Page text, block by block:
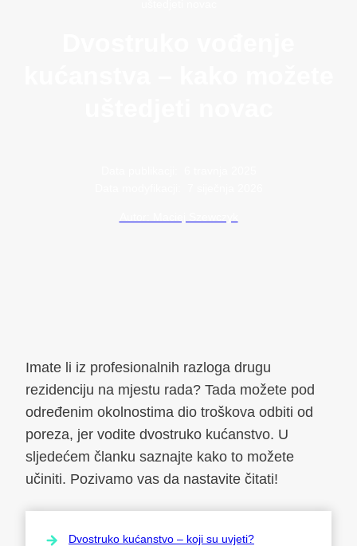
Imate li iz profesionalnih razloga drugu
rezidenciju na mjestu rada? Tada možete pod
određenim okolnostima dio troškova odbiti od
poreza, jer vodite dvostruko kućanstvo. U
sljedećem članku saznajte kako to možete
učiniti. Pozivamo vas da nastavite čitati!
Dvostruko kućanstvo – koji su uvjeti?